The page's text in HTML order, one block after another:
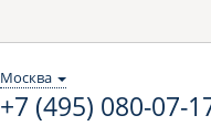
Москва
+7 (495) 080-07-